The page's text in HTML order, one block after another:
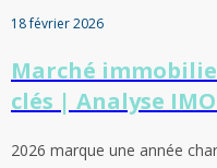
18 février 2026
Marché
clés | Analyse
2026 marque une année